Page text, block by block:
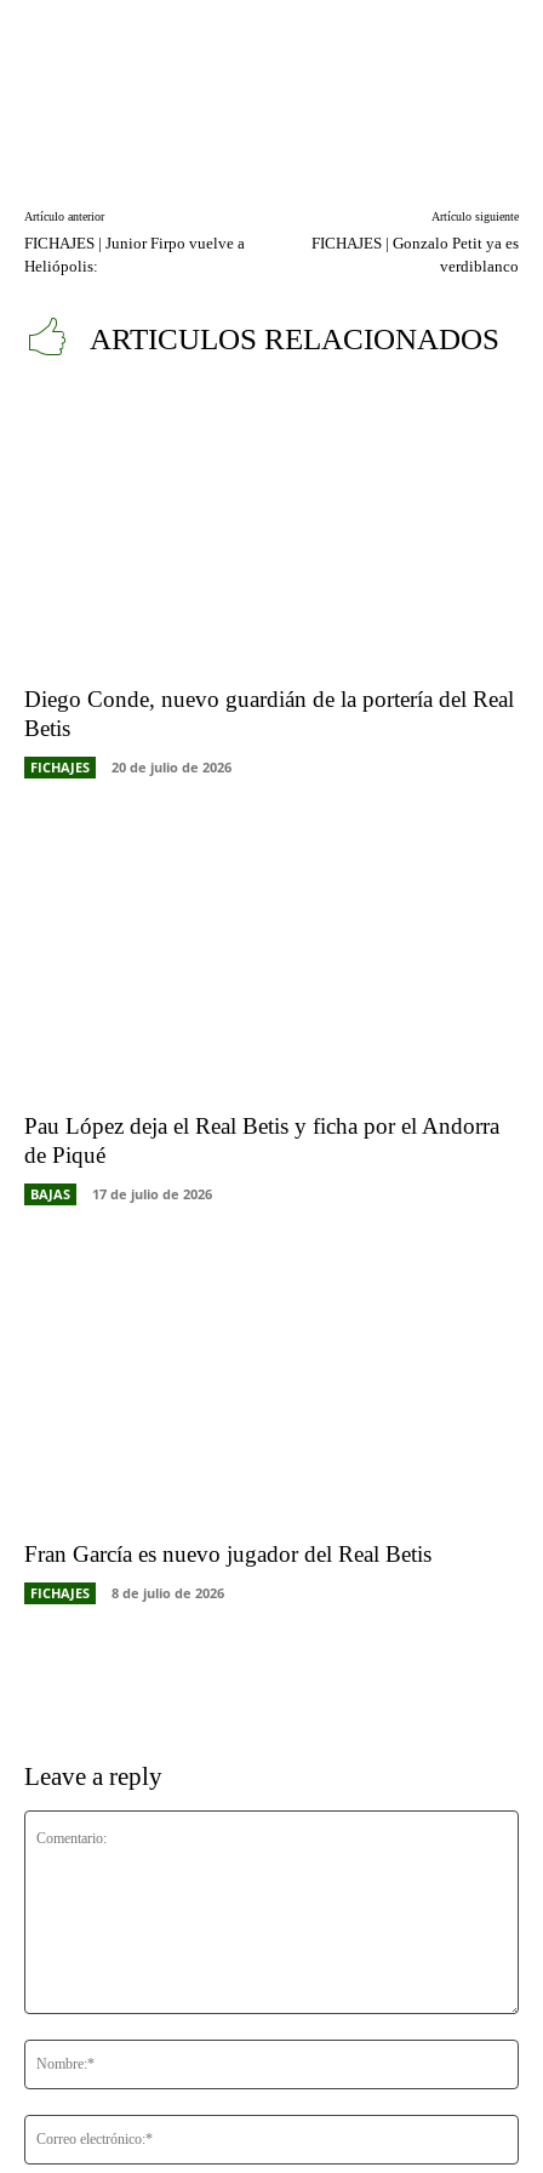
Artículo anterior
FICHAJES | Junior Firpo vuelve a
Heliópolis:
Artículo siguiente
FICHAJES | Gonzalo Petit ya es
verdiblanco
ARTICULOS RELACIONADOS
Diego Conde, nuevo guardián de la portería del Real
Betis
FICHAJES 20 de julio de 2026
Pau López deja el Real Betis y ficha por el Andorra
de Piqué
BAJAS 17 de julio de 2026
Fran García es nuevo jugador del Real Betis
FICHAJES 8 de julio de 2026
Leave a reply